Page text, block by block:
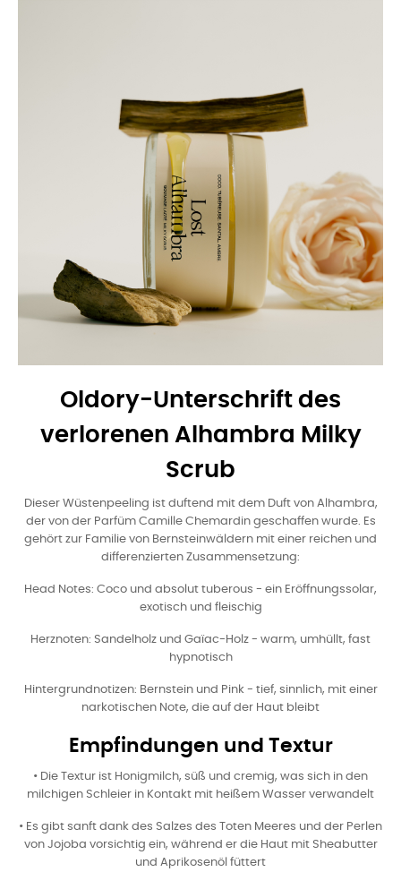
Oldory-Unterschrift des
verlorenen Alhambra Milky
Scrub
Dieser Wüstenpeeling ist duftend mit dem Duft von Alhambra,
der von der Parfüm Camille Chemardin geschaffen wurde. Es
gehört zur Familie von Bernsteinwäldern mit einer reichen und
differenzierten Zusammensetzung:
Head Notes: Coco und absolut tuberous - ein Eröffnungssolar,
exotisch und fleischig
Herznoten: Sandelholz und Gaïac-Holz - warm, umhüllt, fast
hypnotisch
Hintergrundnotizen: Bernstein und Pink - tief, sinnlich, mit einer
narkotischen Note, die auf der Haut bleibt
Empfindungen und Textur
• Die Textur ist Honigmilch, süß und cremig, was sich in den
milchigen Schleier in Kontakt mit heißem Wasser verwandelt
• Es gibt sanft dank des Salzes des Toten Meeres und der Perlen
von Jojoba vorsichtig ein, während er die Haut mit Sheabutter
und Aprikosenöl füttert